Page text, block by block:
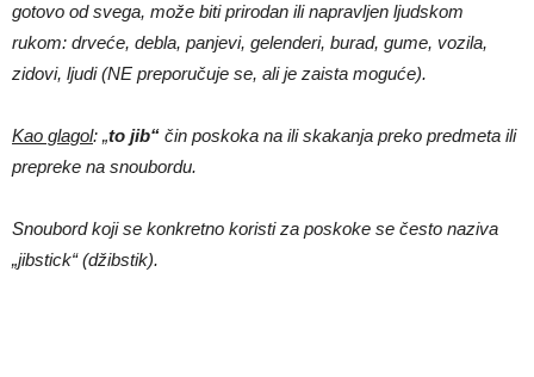
gotovo od svega, može biti prirodan ili napravljen ljudskom
rukom: drveće, debla, panjevi, gelenderi, burad, gume, vozila,
zidovi, ljudi (NE preporučuje se, ali je zaista moguće).
Kao glagol: „to jib“ čin poskoka na ili skakanja preko predmeta ili
prepreke na snoubordu.
Snoubord koji se konkretno koristi za poskoke se često naziva
„jibstick“ (džibstik).